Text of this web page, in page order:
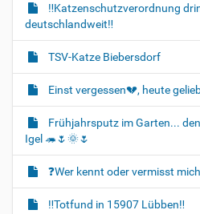
‼️Katzenschutzverordnung
deutschlandweit‼️
TSV-Katze Biebersdorf
Einst vergessen💔, heute
Frühjahrsputz im Garten...
Igel 🦔🌷🌞🌷
❓️Wer kennt oder vermisst
‼️Totfund in 15907 Lübben‼️